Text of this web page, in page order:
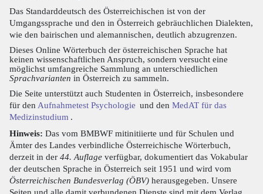
Das Standarddeutsch des Österreichischen ist von der
Umgangssprache und den in Österreich gebräuchlichen Dialekten,
wie den bairischen und alemannischen, deutlich abzugrenzen.
Dieses Online Wörterbuch der österreichischen Sprache hat
keinen wissenschaftlichen Anspruch, sondern versucht eine
möglichst umfangreiche Sammlung an unterschiedlichen
Sprachvarianten in Österreich zu sammeln.
Die Seite unterstützt auch Studenten in Österreich, insbesondere
für den Aufnahmetest Psychologie und den MedAT für das
Medizinstudium .
Hinweis: Das vom BMBWF mitinitiierte und für Schulen und
Ämter des Landes verbindliche Österreichische Wörterbuch,
derzeit in der 44. Auflage verfügbar, dokumentiert das Vokabular
der deutschen Sprache in Österreich seit 1951 und wird vom
Österreichischen Bundesverlag (ÖBV) herausgegeben. Unsere
Seiten und alle damit verbundenen Dienste sind mit dem Verlag